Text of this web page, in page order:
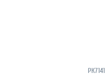
РК7141